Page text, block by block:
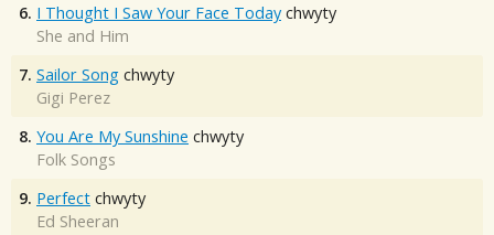
6. I Thought I Saw Your Face Today chwyty
She and Him
7. Sailor Song chwyty
Gigi Perez
8. You Are My Sunshine chwyty
Folk Songs
9. Perfect chwyty
Ed Sheeran